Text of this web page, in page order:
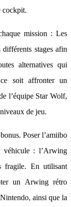
cockpit.
mission : Les
stages afin
alternatives qui
soit affronter un
l’équipe Star Wolf,
de jeu.
Poser l’amiibo
véhicule : l’Arwing
fragile. En utilisant
un Arwing rétro
ainsi que la